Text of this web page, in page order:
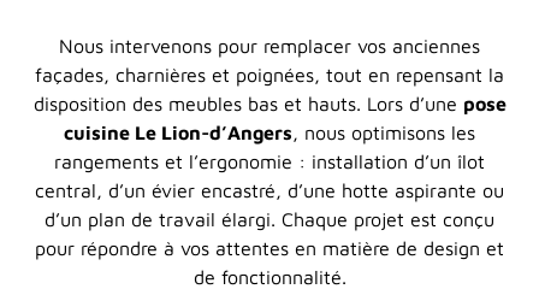
Nous intervenons pour remplacer vos anciennes
façades, charnières et poignées, tout en repensant la
disposition des meubles bas et hauts. Lors d’une pose
cuisine Le Lion-d’Angers, nous optimisons les
rangements et l’ergonomie : installation d’un îlot
central, d’un évier encastré, d’une hotte aspirante ou
d’un plan de travail élargi. Chaque projet est conçu
pour répondre à vos attentes en matière de design et
de fonctionnalité.